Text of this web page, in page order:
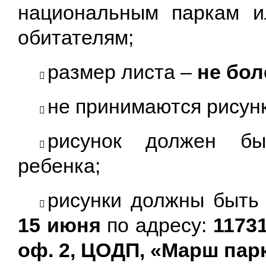
национальным паркам
обитателям;
​ размер листа – не
​ не принимаются
​ рисунок должен
ребенка;
​ рисунки должны
15 июня по адресу:
оф. 2, ЦОДП, «Марш